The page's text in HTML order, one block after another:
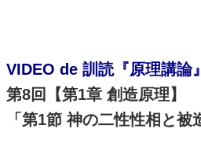
VIDEO de 訓読『原理講論』
第8回【第1章 創造原理】
「第1節 神の二性性相と被